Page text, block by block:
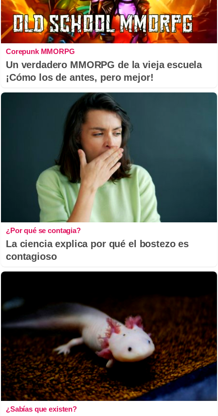
Corepunk MMORPG
Un verdadero MMORPG de la vieja escuela
¡Cómo los de antes, pero mejor!
¿Por qué se contagia?
La ciencia explica por qué el bostezo es
contagioso
¿Sabías que existen?